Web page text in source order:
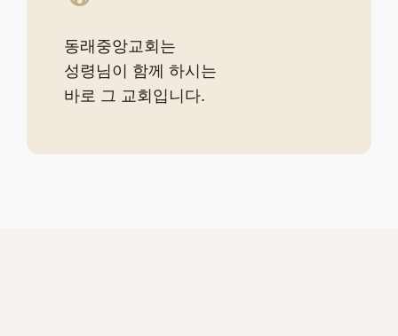
동래중앙교회는
성령님이 함께 하시는
바로 그 교회입니다.